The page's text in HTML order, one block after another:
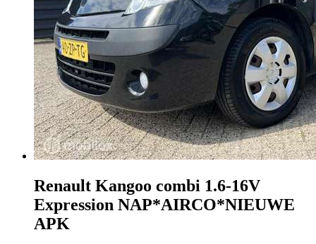
Renault Kangoo combi 1.6-16V
Expression NAP*AIRCO*NIEUWE
APK